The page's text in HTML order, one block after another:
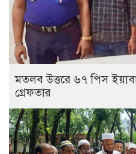
মতলব উত্তরে ৬৭ পিস
গ্রেফতার